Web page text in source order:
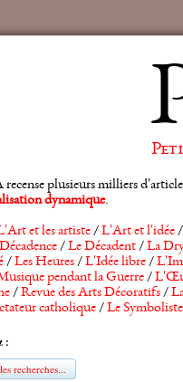
plusieurs milliers
dynamique.
et les artiste/L'Art et l'idée/
/Le Décadent/La
/Les Heures/L'Idée libre/
pendant la Guerre/
/Revue des Arts Décoratifs/
catholique/Le Symboliste
:
recherches...